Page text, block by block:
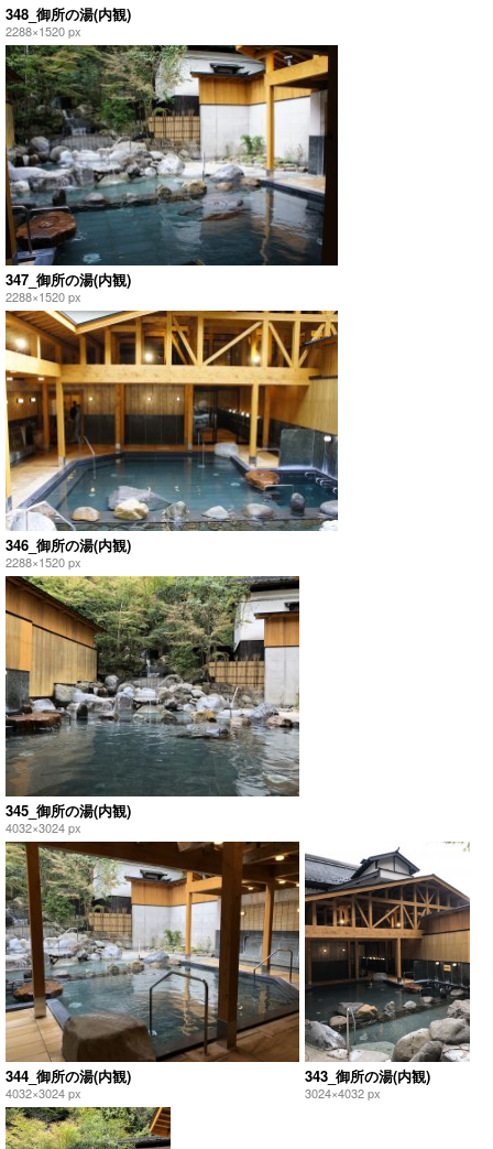
348_御所の湯(内観)
2288×1520 px
347_御所の湯(内観)
2288×1520 px
346_御所の湯(内観)
2288×1520 px
345_御所の湯(内観)
4032×3024 px
344_御所の湯(内観)
4032×3024 px
343_御所の湯(内観)
3024×4032 px